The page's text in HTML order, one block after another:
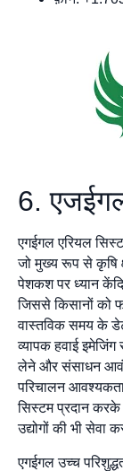
6.
एगईगल एरियल
जो मुख्य रूप से कृषि
पेशकश पर ध्यान
जिससे किसानों को
वास्तविक समय के
व्यापक हवाई
लेने और संसाधन
परिचालन
सिस्टम प्रदान करके
उद्योगों की भी सेवा
एगईगल उच्च